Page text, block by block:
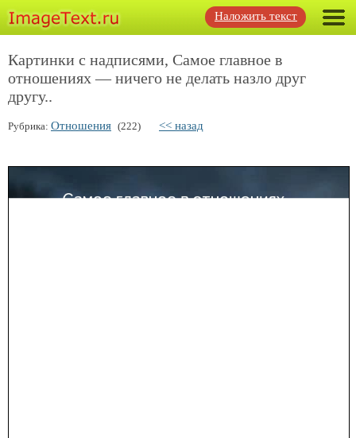
Наложить текст
Картинки с надписями, Самое главное в
отношениях — ничего не делать назло друг
другу..
Рубрика: Отношения (222) << назад